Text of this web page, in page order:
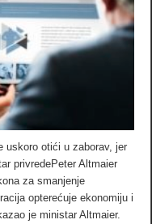
uskoro otići u zaborav, jer
privredePeter Altmaier
za smanjenje
opterećuje ekonomiju i
je ministar Altmaier.